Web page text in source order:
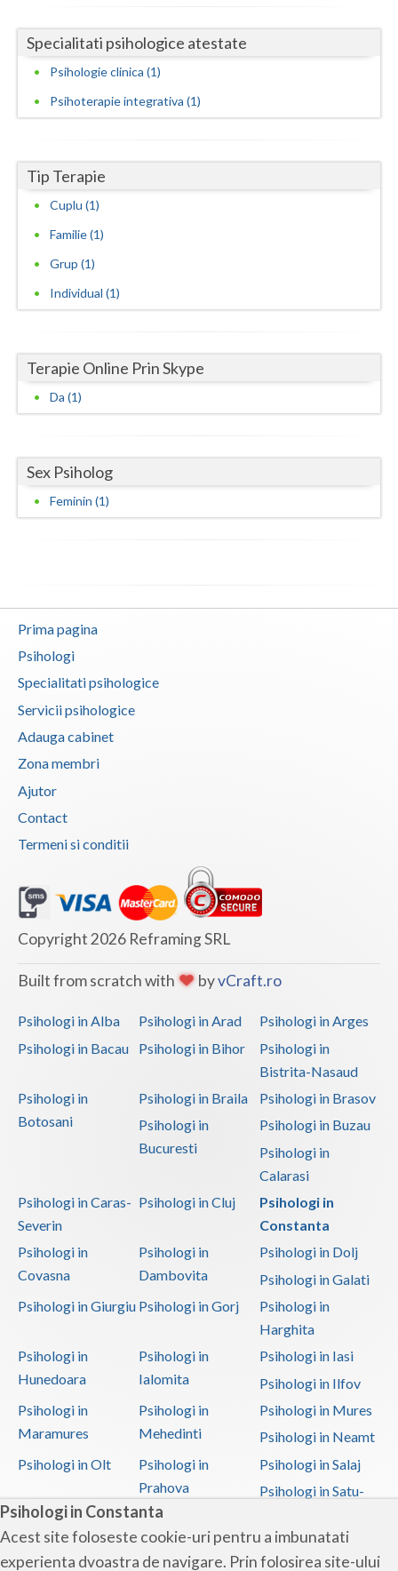
Psihologi in Constanta
Acest site foloseste cookie-uri pentru a imbunatati
experienta dvoastra de navigare. Prin folosirea site-ului
Olt
Prahova
Salaj
Sibiu
Teleorman
Timis
Valcea
Vaslui
Specialitati psihologice atestate
Psihologie clinica (1)
Psihoterapie integrativa (1)
Tip Terapie
Cuplu (1)
Familie (1)
Grup (1)
Individual (1)
Terapie Online Prin Skype
Da (1)
Sex Psiholog
Feminin (1)
Prima pagina
Psihologi
Specialitati psihologice
Servicii psihologice
Adauga cabinet
Zona membri
Ajutor
Contact
Termeni si conditii
Copyright 2026 Reframing SRL
Built from scratch with byvCraft.ro
Psihologi in Alba Psihologi in Arad
Psihologi in Arges
Psihologi in Bacau
Psihologi in Bihor
Psihologi in
Bistrita-Nasaud
Psihologi in
Botosani
Psihologi in Braila
Psihologi in Brasov
Psihologi in
Bucuresti
Psihologi in Buzau
Psihologi in
Calarasi
Psihologi in Caras-
Severin
Psihologi in Cluj
Psihologi in
Constanta
Psihologi in
Covasna
Psihologi in
Dambovita
Psihologi in Dolj
Psihologi in Galati
Psihologi in Giurgiu Psihologi in Gorj
Psihologi in
Harghita
Psihologi in
Hunedoara
Psihologi in
Ialomita
Psihologi in Iasi
Psihologi in Ilfov
Psihologi in
Maramures
Psihologi in
Mehedinti
Psihologi in Mures
Psihologi in Neamt
Psihologi in Olt
Psihologi in
Prahova
Psihologi in Salaj
Psihologi in Satu-
Psihologi in Sibiu
Psihologi in
Suceava
Psihologi in
Teleorman